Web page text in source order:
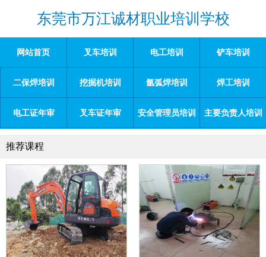
东莞市万江诚材职业培训学校
网站首页 叉车培训 电工培训 铲车培训
二保焊培训 挖掘机培训 氩弧焊培训 焊工培训
电工证年审 叉车证年审 安全管理员培训 主要负责人培训
推荐课程